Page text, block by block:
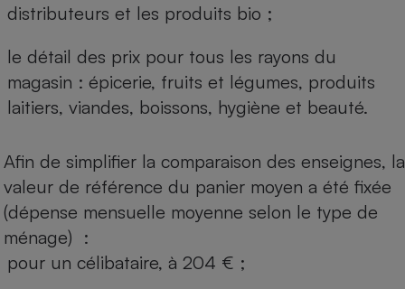
distributeurs et les produits bio ;
le détail des prix pour tous les rayons du
magasin : épicerie, fruits et légumes, produits
laitiers, viandes, boissons, hygiène et beauté.
Afin de simplifier la comparaison des enseignes, la
valeur de référence du panier moyen a été fixée
(dépense mensuelle moyenne selon le type de
ménage) :
pour un célibataire, à 204 € ;